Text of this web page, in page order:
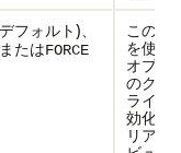
フォルト)、
またはFORCE
このオ
を使用
オプテ
のクエ
ライト
効化さ
リアラ